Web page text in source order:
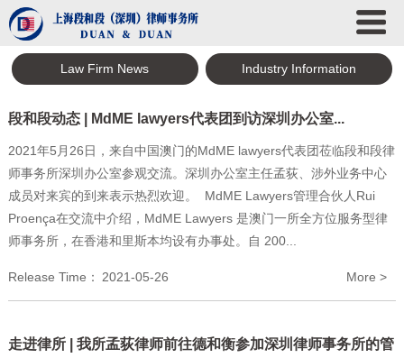
Law Firm News Industry Information
段和段动态 | MdME lawyers代表团到访深圳办公室...
2021年5月26日，来自中国澳门的MdME lawyers代表团莅临段和段律
师事务所深圳办公室参观交流。深圳办公室主任孟荻、涉外业务中心
成员对来宾的到来表示热烈欢迎。 MdME Lawyers管理合伙人Rui
Proença在交流中介绍，MdME Lawyers 是澳门一所全方位服务型律
师事务所，在香港和里斯本均设有办事处。自 200...
Release Time： 2021-05-26 More >
走进律所 | 我所孟荻律师前往德和衡参加深圳律师事务所的管